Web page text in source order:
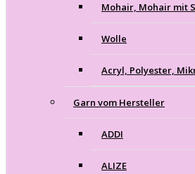
Mohair, Mohair mit
Wolle
Acryl, Polyester,
Garn vom Hersteller
ADDI
ALIZE